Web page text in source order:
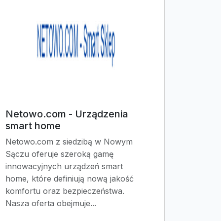
Netowo.com - Urządzenia
smart home
Netowo.com z siedzibą w Nowym
Sączu oferuje szeroką gamę
innowacyjnych urządzeń smart
home, które definiują nową jakość
komfortu oraz bezpieczeństwa.
Nasza oferta obejmuje...